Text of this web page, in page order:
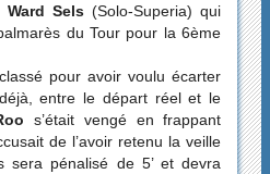
Ward Sels (Solo-Superia) qui
du Tour pour la 6ème
pour avoir voulu écarter
entre le départ réel et le
s’était vengé en frappant
de l’avoir retenu la veille
sera pénalisé de 5’ et devra